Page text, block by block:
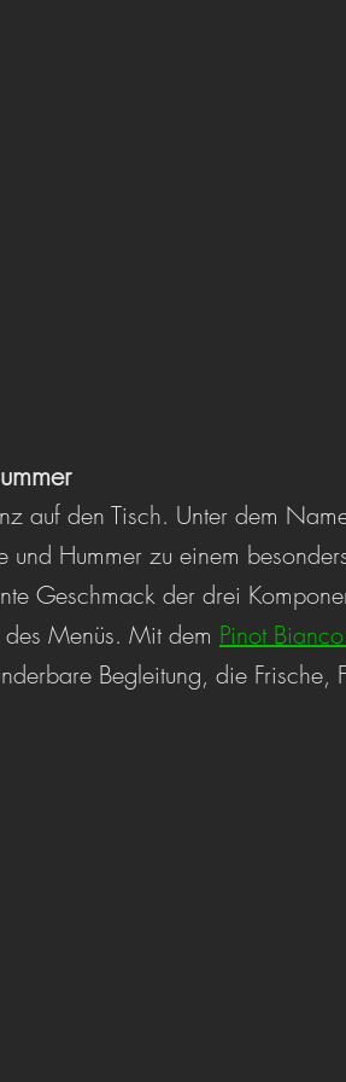
auf den Tisch. Unter dem
Hummer zu einem
Geschmack der drei
Menüs. Mit dem Pinot
Begleitung, die Frische,